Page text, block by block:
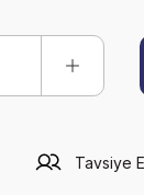
Tavsiye